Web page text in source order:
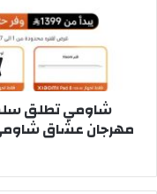
بالتزامن
مهرجان
شاومي
السعودية